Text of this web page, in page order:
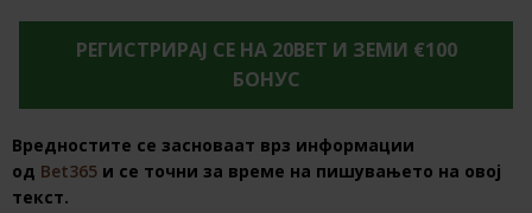
РЕГИСТРИРАЈ СЕ НА 20BET И ЗЕМИ €100
БОНУС
Вредностите се засноваат врз информации
од Bet365 и се точни за време на пишувањето на овој
текст.